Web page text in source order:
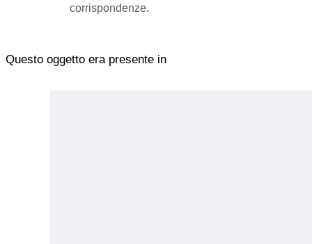
corrispondenze.
Questo oggetto era presente in